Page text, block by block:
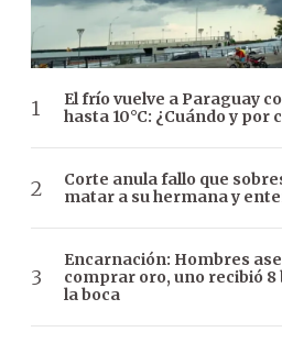
El frío vuelve a Paraguay
hasta 10°C: ¿Cuándo y por
Corte anula fallo que
matar a su hermana y
Encarnación: Hombres
comprar oro, uno recibió 8
la boca